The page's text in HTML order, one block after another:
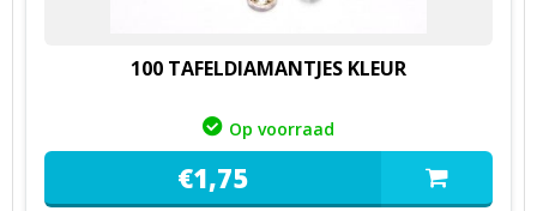
100 TAFELDIAMANTJES KLEUR
Op voorraad
€1,75